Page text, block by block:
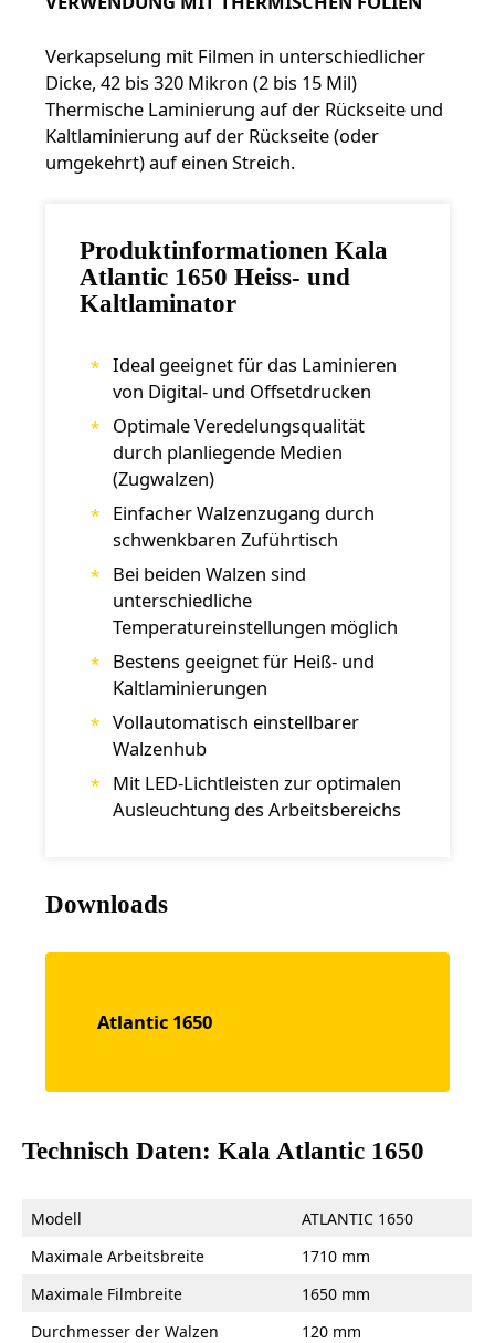
Verkapselung mit Filmen in unterschiedlicher
Dicke, 42 bis 320 Mikron (2 bis 15 Mil)
Thermische Laminierung auf der Rückseite und
Kaltlaminierung auf der Rückseite (oder
umgekehrt) auf einen Streich.
Produktinformationen Kala
Atlantic 1650 Heiss- und
Kaltlaminator
Ideal geeignet für das Laminieren
von Digital- und Offsetdrucken
Optimale Veredelungsqualität
durch planliegende Medien
(Zugwalzen)
Einfacher Walzenzugang durch
schwenkbaren Zuführtisch
Bei beiden Walzen sind
unterschiedliche
Temperatureinstellungen möglich
Bestens geeignet für Heiß- und
Kaltlaminierungen
Vollautomatisch einstellbarer
Walzenhub
Mit LED-Lichtleisten zur optimalen
Ausleuchtung des Arbeitsbereichs
Downloads
Atlantic 1650
Technisch Daten: Kala Atlantic 1650
Modell
ATLANTIC 1650
Maximale Arbeitsbreite
1710 mm
Maximale Filmbreite
1650 mm
Durchmesser der Walzen
120 mm